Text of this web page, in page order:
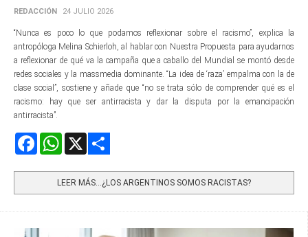
REDACCIÓN 24 JULIO 2026
“Nunca es poco lo que podamos reflexionar sobre el racismo”, explica la
antropóloga Melina Schierloh, al hablar con Nuestra Propuesta para ayudarnos
a reflexionar de qué va la campaña que a caballo del Mundial se montó desde
redes sociales y la massmedia dominante. “La idea de ‘raza’ empalma con la de
clase social”, sostiene y añade que “no se trata sólo de comprender qué es el
racismo: hay que ser antirracista y dar la disputa por la emancipación
antirracista”.
FacebookWhatsApp
LEER MÁS…¿LOS ARGENTINOS SOMOS RACISTAS?